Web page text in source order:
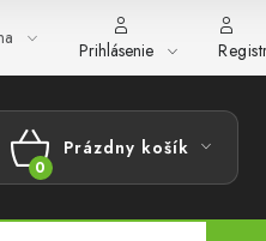
pri podávaní sťažností
Prihlásenie
NÁKUPNÝ
Prázdny košík